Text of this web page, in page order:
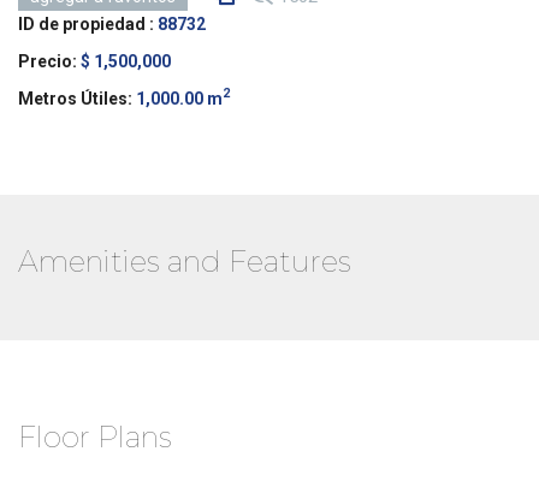
ID de propiedad : 88732
Precio: $ 1,500,000
Metros Útiles: 1,000.00 m2
Amenities and Features
Floor Plans